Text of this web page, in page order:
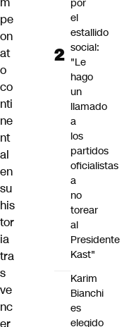
pe
on
at
o
co
nti
ne
nt
al
en
su
his
tor
ia
tra
s
ve
nc
por
el
estallido
social:
"Le
hago
un
llamado
a
los
partidos
oficialistas
a
no
torear
al
Presidente
Kast"
Karim
Bianchi
es
elegido